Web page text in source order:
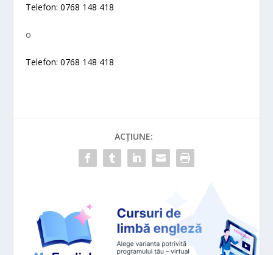
Telefon: 0768 148 418
o
Telefon: 0768 148 418
ACȚIUNE: